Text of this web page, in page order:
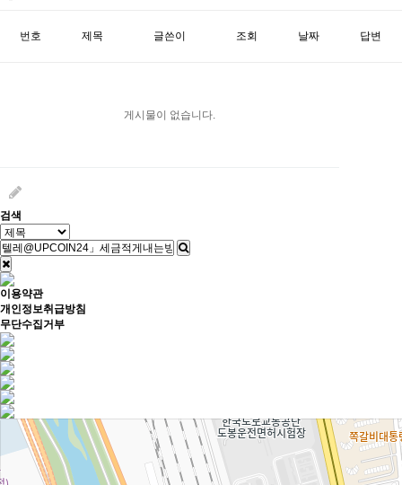
번호 제목 글쓴이 조회 날짜 답변
게시물이 없습니다.
검색
이용약관
개인정보취급방침
무단수집거부